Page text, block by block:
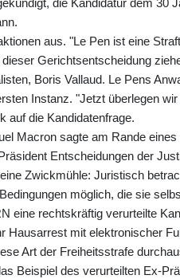
die Kandidatur dem 30
aus. "Le Pen ist eine
Gerichtsentscheidung
Boris Vallaud. Le Pens
Instanz. "Jetzt überlegen
auf die Kandidatenfrage.
Macron sagte am Rande
Entscheidungen der
Zwickmühle: Juristisch
möglich, die sie
eine rechtskräftig verurteilte
Hausarrest mit elektronischer
Art der Freiheitsstrafe
Beispiel des verurteilten Ex-